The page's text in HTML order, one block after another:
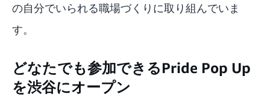
の自分でいられる職場づくりに取り組んでいま
す。
どなたでも参加できるPride Pop Up
を渋谷にオープン